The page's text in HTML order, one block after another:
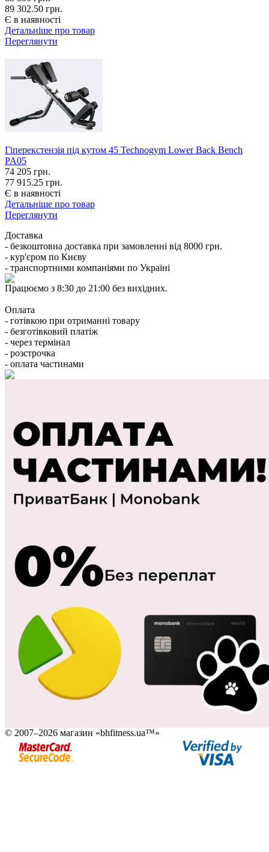
89 302.50 грн.
Є в наявності
Детальніше про товар
Переглянути
Гіперекстензія під кутом 45 Technogym Lower Back Bench
PA05
74 205 грн.
77 915.25 грн.
Є в наявності
Детальніше про товар
Переглянути
Доставка
- безкоштовна доставка при замовленні від 8000 грн.
- кур'єром по Києву
- транспортними компаніями по Україні
Працюємо з 8:30 до 21:00 без вихідних.
Оплата
- готівкою при отриманні товару
- безготівковий платіж
- через термінал
- розстрочка
- оплата частинами
© 2007–2026 магазин «bhfitness.ua™»